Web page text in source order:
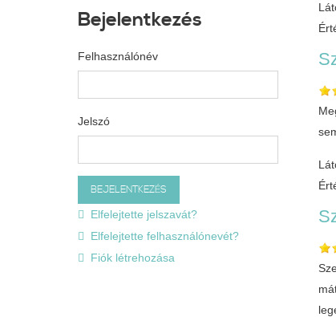
Bejelentkezés
Felhasználónév
Jelszó
Elfelejtette jelszavát?
Elfelejtette felhasználónevét?
Fiók létrehozása